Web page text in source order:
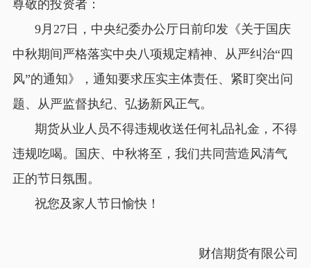
尊敬的投资者：
9月27日，中央纪委办公厅日前印发《关于国庆
中秋期间严格落实中央八项规定精神、从严纠治“四
风”的通知》，通知要求压实主体责任、紧盯突出问
题、从严监督执纪、弘扬新风正气。
期货从业人员不得违规收送任何礼品礼金，不得
违规吃喝。国庆、中秋将至，我们共同营造风清气
正的节日氛围。
祝您及家人节日愉快！
财信期货有限公司